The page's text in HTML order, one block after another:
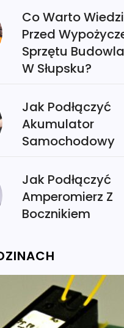
Co Warto
Przed
Sprzętu
W Słupsku?
Jak Podłączyć
Akumulator
Samochodowy
Jak Podłączyć
Amperomierz Z
Bocznikiem